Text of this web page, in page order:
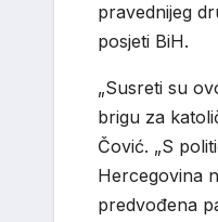
pravednijeg
posjeti BiH.
„Susreti su
brigu za
Čović. „S
Hercegovina
predvođena